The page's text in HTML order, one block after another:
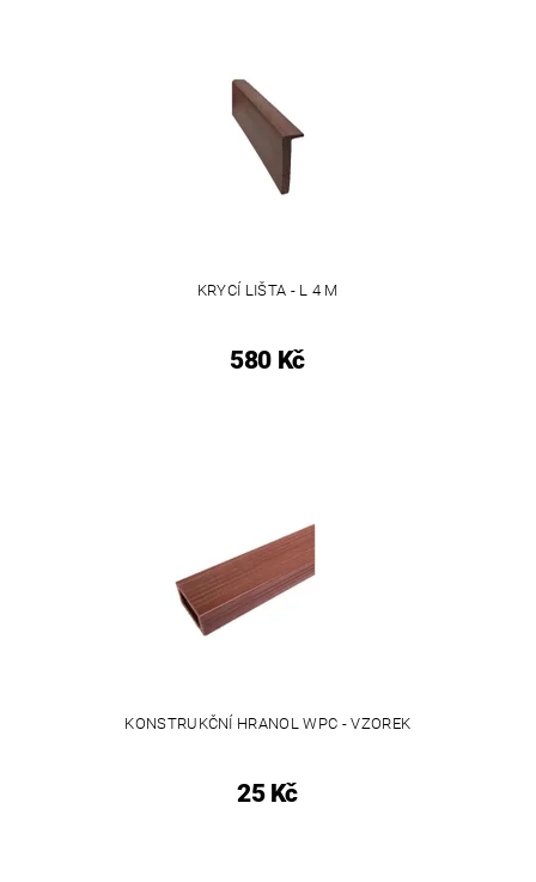
KRYCÍ LIŠTA - L 4 M
580 Kč
KONSTRUKČNÍ HRANOL WPC - VZOREK
25 Kč